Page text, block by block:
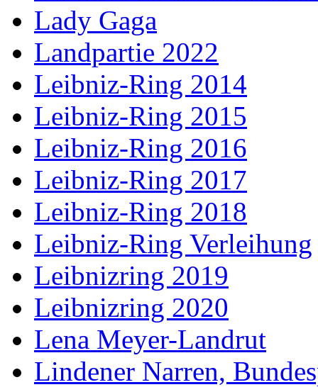
Lady Gaga
Landpartie 2022
Leibniz-Ring 2014
Leibniz-Ring 2015
Leibniz-Ring 2016
Leibniz-Ring 2017
Leibniz-Ring 2018
Leibniz-Ring Verleihung
Leibnizring 2019
Leibnizring 2020
Lena Meyer-Landrut
Lindener Narren,